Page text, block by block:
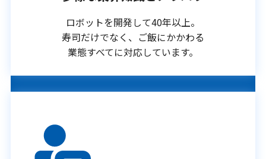
ロボットを開発して40年以上。
寿司だけでなく、ご飯にかかわる
業態すべてに対応しています。